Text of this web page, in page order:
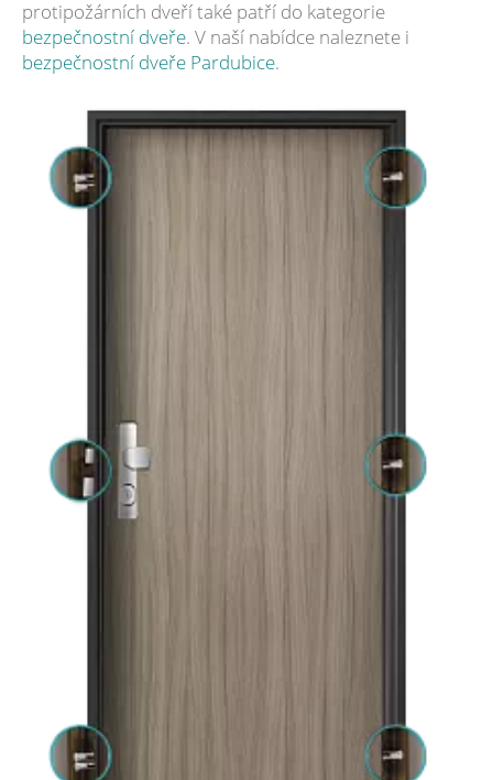
protipožárních dveří také patří do kategorie
bezpečnostní dveře. V naší nabídce naleznete i
bezpečnostní dveře Pardubice.